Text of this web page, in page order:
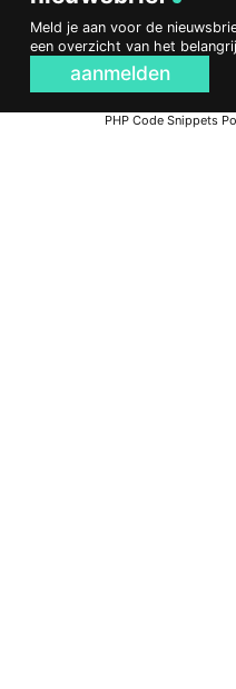
Meld je aan voor de
een overzicht van het
aanmelden
PHP Code Snippets